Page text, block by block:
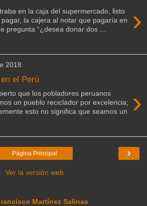
›
en la caja del supermercado, listo
la cajera al notar que pagaría en
pregunta “¿desea donar dos ...
2018
el Perú
›
que los pobladores peruanos
un pueblo reciclador por excelencia;
esto no significa que seamos un
›
Página Principal
Ver la versión web
Martínez Salinas